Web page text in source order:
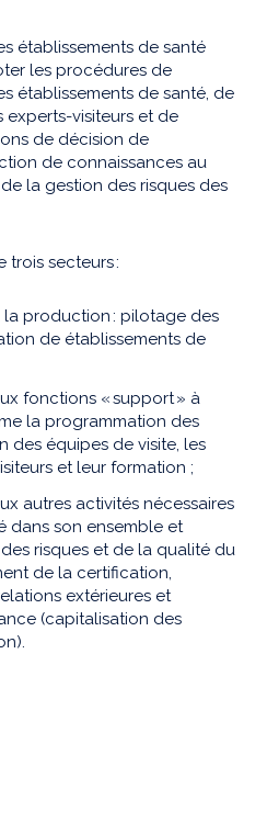
établissements de santé
les procédures de
établissements de santé, de
experts-visiteurs et de
de décision de
de connaissances au
la gestion des risques des
secteurs :
production : pilotage des
de établissements de
fonctions « support » à
la programmation des
des équipes de visite, les
et leur formation ;
autres activités nécessaires
dans son ensemble et
risques et de la qualité du
de la certification,
extérieures et
(capitalisation des